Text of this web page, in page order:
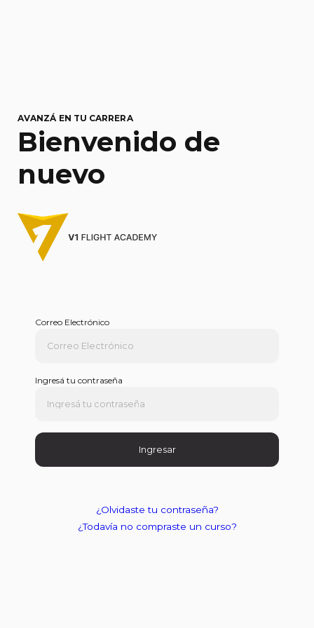
AVANZÁ EN TU CARRERA
Bienvenido de
nuevo
Correo Electrónico
Ingresá tu contraseña
Ingresar
¿Olvidaste tu contraseña?
¿Todavía no compraste un curso?